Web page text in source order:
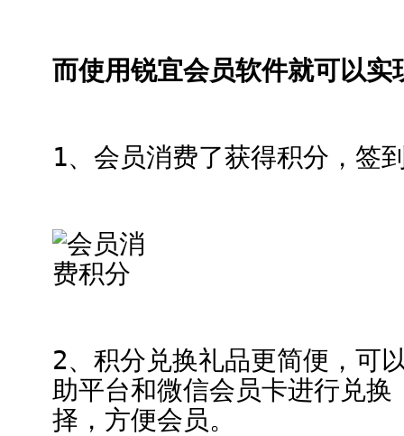
而使用锐宜会员软件就可以实
1、会员消费了获得积分，签
2、积分兑换礼品更简便，可
助平台和微信会员卡进行兑
择，方便会员。